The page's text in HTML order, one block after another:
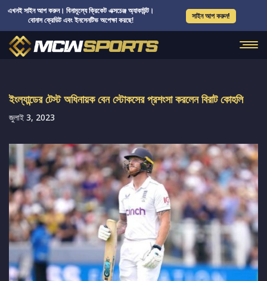
এখনই সাইন আপ করুন। বিনামূল্যে ক্রিকেট এক্সচেঞ্জ অ্যাকাউন্ট।
বোনাস ক্রেডিট এবং ইনসেনটিভ অপেক্ষা করছে!
সাইন আপ করুন!
ইংল্যান্ডের টেস্ট অধিনায়ক বেন স্টোকসের প্রশংসা করলেন বিরাট কোহলি
জুলাই 3, 2023